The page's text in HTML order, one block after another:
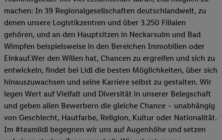
machen: In 39 Regionalgesellschaften deutschlandweit, zu
denen unsere Logistikzentren und über 3.250 Filialen
gehören, und an den Hauptsitzen in Neckarsulm und Bad
Wimpfen beispielsweise in den Bereichen Immobilien oder
Einkauf.Wer den Willen hat, Chancen zu ergreifen und sich zu
entwickeln, findet bei Lidl die besten Möglichkeiten, über sich
hinauszuwachsen und seine Karriere selbst zu gestalten. Wir
legen Wert auf Vielfalt und Diversität in unserer Belegschaft
und geben allen Bewerbern die gleiche Chance – unabhängig
von Geschlecht, Hautfarbe, Religion, Kultur oder Nationalität.
Im #teamlidl begegnen wir uns auf Augenhöhe und setzen